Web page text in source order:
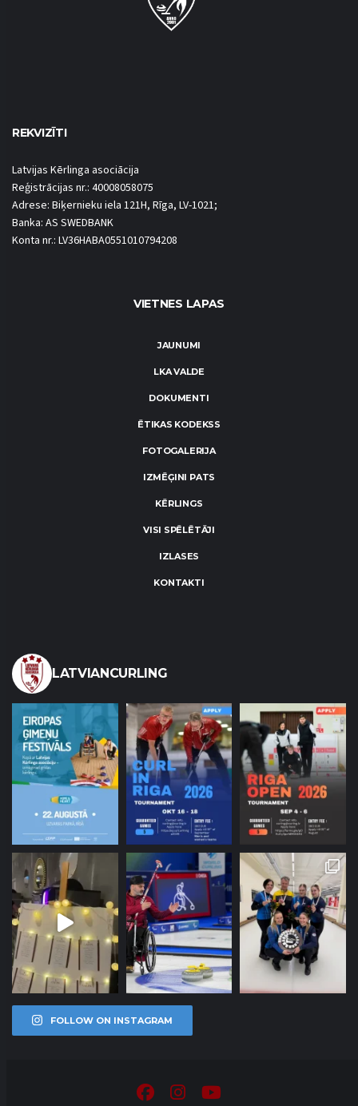
REKVIZĪTI
Latvijas Kērlinga asociācija
Reģistrācijas nr.: 40008058075
Adrese: Biķernieku iela 121H, Rīga, LV-1021;
Banka: AS SWEDBANK
Konta nr.: LV36HABA0551010794208
VIETNES LAPAS
JAUNUMI
LKA VALDE
DOKUMENTI
ĒTIKAS KODEKSS
FOTOGALERIJA
IZMĒĢINI PATS
KĒRLINGS
VISI SPĒLĒTĀJI
IZLASES
KONTAKTI
LATVIANCURLING
FOLLOW ON INSTAGRAM